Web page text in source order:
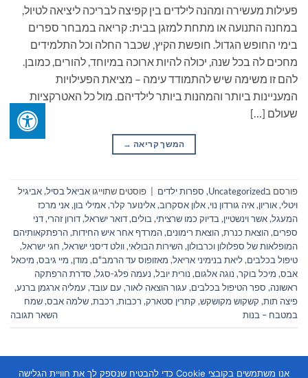
פעילות מעשירה ומהנה לילדים בין קפיצה לבריכה ליציאה לטיול,
במחנה התנועה או מתחת למזגן בבית: קריאה במבחר ספרים
בימי החופש הגדול. חופשת הקיץ, שכבר החלה וכל התלמידים
מחכים לה בכל שנה, יכולה להיות ארוכה במיוחד, להורים, כמובן.
להם זו משימה שיש להתמודד עימה – מציאת הפעילויות
המעניינות ביותר והמהנות ביותר לילדיהם. מול כל האטרקציות
שעולם […]
המשך קריאה →
פורסם בUncategorized
, ספרות ילדים פוסטים שתוייגו אביאל בסיל,אביגיל
ויטלי,אוריון,איה גורדון נוי,אלון אסקרוב,אלינוער קלר,אמילי בון,אני מרכז
המעגל,אשר וינשטיין, בדיוק כמו שרציתי, בולים,דואר ישראל,דורון זהרי,דני
ספרים,הוצאת כנרת,הוצאת רימונים,המרדף אחר איש החידות,הרפתקאותיהם
המופלאות של ספלולון וכרבולון,השירות הבולאי,וולט דיסני ישראל, חגי ישראל,
טיפול בכלבים,ליאת בנימיני אריאל, מאזופוס עד הרמב"ם, מודן, מיי גיבס, מיכאל
אבס, מיכל בוקר, נוגה אלגום, נורית יובל, נעמה פלג-סגל, סדרת הרפתקה
ראשונה, ספר הטיפול בכלבים, עגור הוצאה לאור, עם עובד, עמליה ארגמן ברנע,
פיצה תות, קשקוש מקושקש, קתרין סטארק, רכבות, רכבת,שלמה אבס,שמח
במטבח – בנות
השאר תגובה
אנו משתמשים בקובצי Cookie כדי להבטיח שנספק לך את חוויית הגלישה